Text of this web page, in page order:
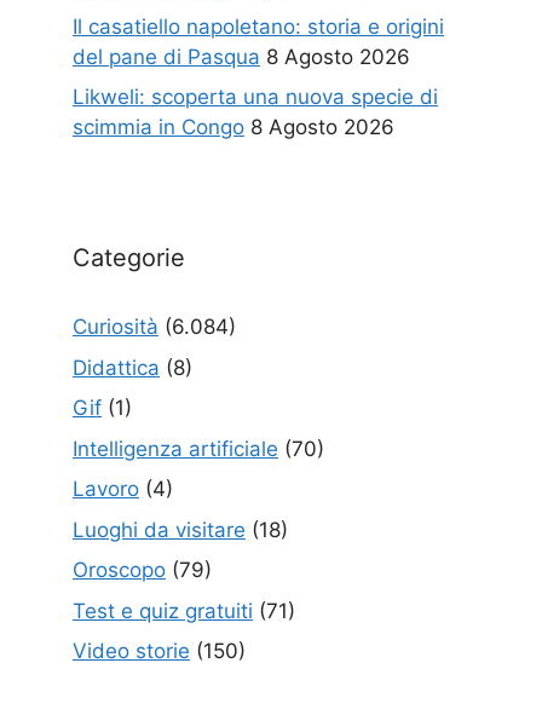
Il casatiello napoletano: storia e origini
del pane di Pasqua 8 Agosto 2026
Likweli: scoperta una nuova specie di
scimmia in Congo 8 Agosto 2026
Categorie
Curiosità (6.084)
Didattica (8)
Gif (1)
Intelligenza artificiale (70)
Lavoro (4)
Luoghi da visitare (18)
Oroscopo (79)
Test e quiz gratuiti (71)
Video storie (150)